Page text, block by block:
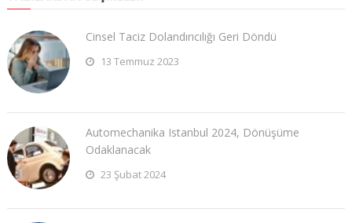
Cinsel Taciz Dolandırıcılığı Geri Döndü
13 Temmuz 2023
Automechanika Istanbul 2024, Dönüşüme
Odaklanacak
23 Şubat 2024